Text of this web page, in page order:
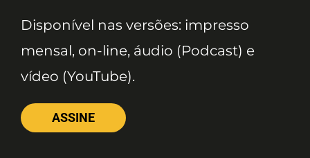
Disponível nas versões: impresso
mensal, on-line, áudio (Podcast) e
vídeo (YouTube).
ASSINE